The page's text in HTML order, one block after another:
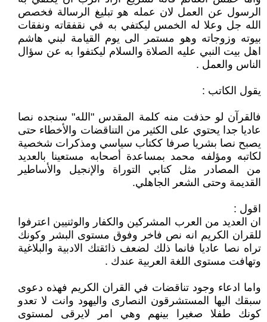
الرسول عن العمل لان عمله هو تبليغ الرسالة فخصص
الله جل وعلا له الخمس ليكتفي به في نقفقاته ونفقات
بيوته وزوجاته وهو مستمر الى يوم القيامة لبني هاشم
اهل بيت النبي عليه الصلاة والسلام ليكتفوا به عن سؤال
الناس والعمل .
يقول الكاتب :
فالقرآن لو حذفت منه كلمة المقدس "الله" سنجده نصا
عاديا جدا يحتوي على الكثير من التناقضات والأخطاء حتى
يصبح نصا بشريا صرفا ككتاب سياسي ومذكرات شخصية
لكاتبه ومؤلفه محمد بمساعدة أصحابه مستعينا بالعديد
من المصادر مثل كتابي التوراة والإنجيل والأساطير
القديمة وحتى الشعر الجاهلي.
اقول :
ان العديد من العرب المشركين والكفار والوثنيين اعترفوا
للقران الكريم انه نص فاخر وفوق مستوى البشر وكونك
تراه نصا عاديا فانما ذلك لضعف ذائقتك الادبية والبلاغية
وتهافت مستوى اللغة العربية عندك .
واما ادعاء وجود تناقضات في القران الكريم فهذه دعوى
سبقك اليها المستشرقون النصارى واليهود وانت لا تعدو
كونك طفلا صغيرا بينهم وهي امر لايرقى لمستوى